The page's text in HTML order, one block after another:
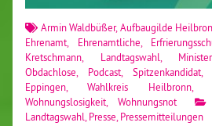
Armin Waldbüßer, Aufbaugilde
Ehrenamt
Ehrenamtliche
Kretschmann
Landtagswahl
Obdachlose
Podcast Spitzenkandidat
Eppingen ,Wahlkreis Heilbronn,
Wohnungslosigkeit
Wohnungsnot
Landtagswahl Presse Pressemitteilungen